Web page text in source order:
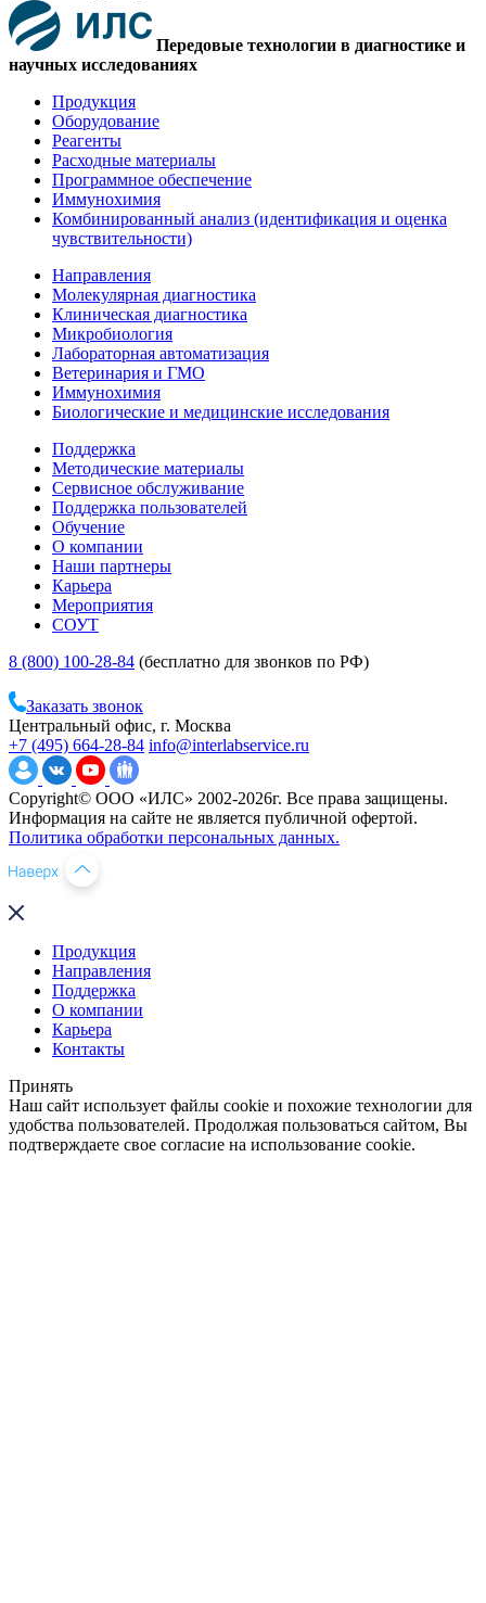
Передовые технологии в диагностике и
научных исследованиях
Продукция
Оборудование
Реагенты
Расходные материалы
Программное обеспечение
Иммунохимия
Комбинированный анализ (идентификация и оценка
чувствительности)
Направления
Молекулярная диагностика
Клиническая диагностика
Микробиология
Лабораторная автоматизация
Ветеринария и ГМО
Иммунохимия
Биологические и медицинские исследования
Поддержка
Методические материалы
Сервисное обслуживание
Поддержка пользователей
Обучение
О компании
Наши партнеры
Карьера
Мероприятия
СОУТ
8 (800) 100-28-84 (бесплатно для звонков по РФ)
Заказать звонок
Центральный офис, г. Москва
+7 (495) 664-28-84 info@interlabservice.ru
Copyright© ООО «ИЛС» 2002-2026г. Все права защищены.
Информация на сайте не является публичной офертой.
Политика обработки персональных данных.
Продукция
Направления
Поддержка
О компании
Карьера
Контакты
Принять
Наш сайт использует файлы cookie и похожие технологии для
удобства пользователей. Продолжая пользоваться сайтом, Вы
подтверждаете свое согласие на использование cookie.